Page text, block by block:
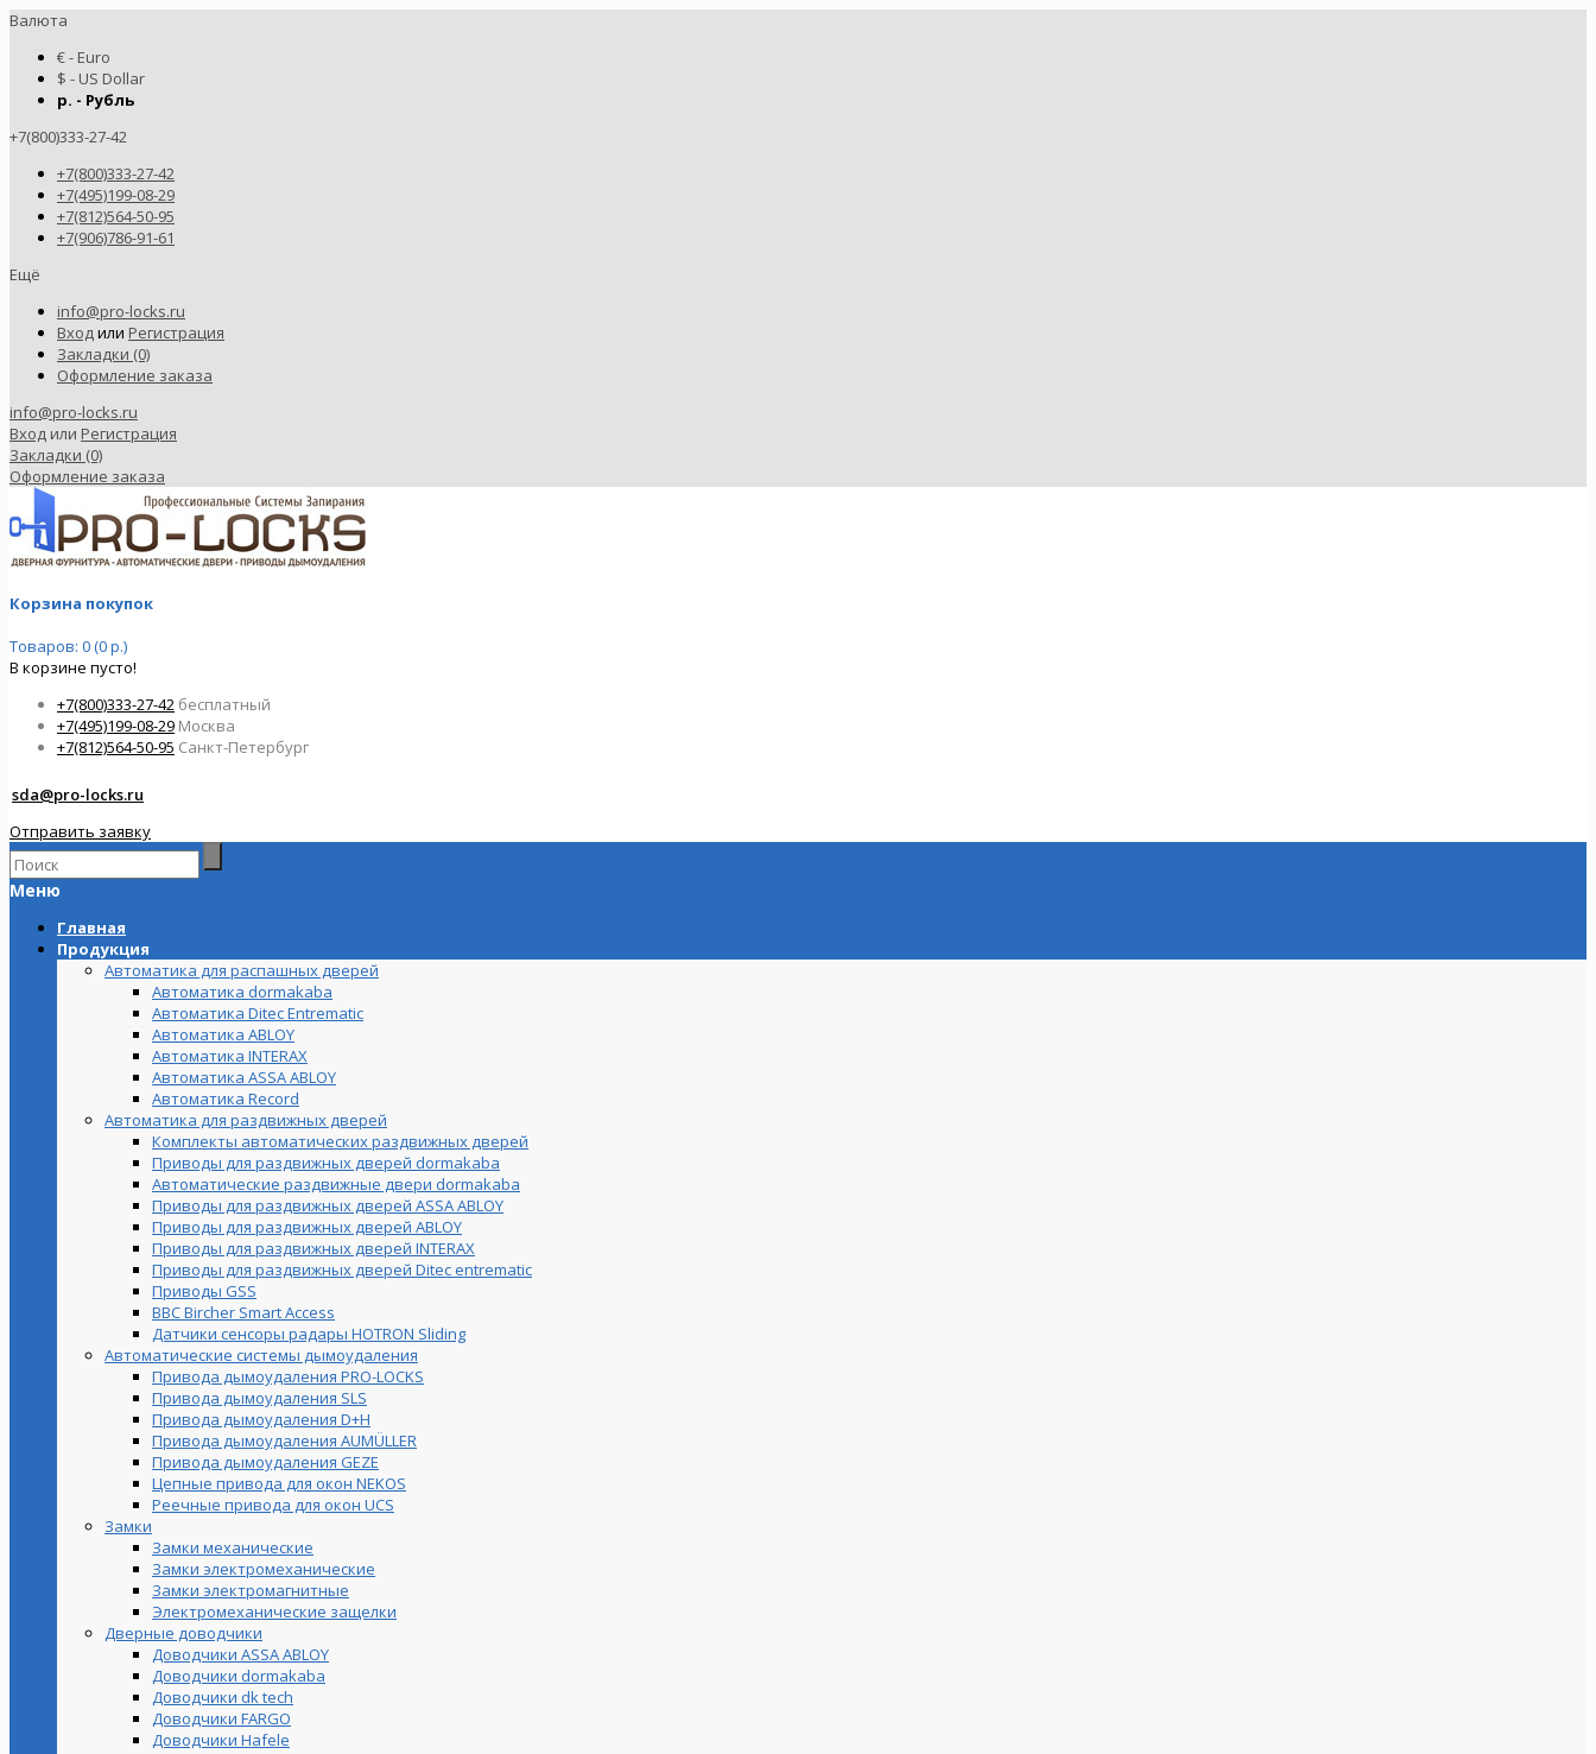
Валюта
€ - Euro
$ - US Dollar
р. - Рубль
+7(800)333-27-42
+7(800)333-27-42
+7(495)199-08-29
+7(812)564-50-95
+7(906)786-91-61
Ещё
info@pro-locks.ru
Входили Регистрация
Закладки (0)
Оформление заказа
info@pro-locks.ru
Вход или Регистрация
Закладки (0)
Оформление заказа
Корзина покупок
Товаров: 0 (0 р.)
В корзине пусто!
+7(800)333-27-42 бесплатный
+7(495)199-08-29 Москва
+7(812)564-50-95 Санкт-Петербург
sda@pro-locks.ru
Отправить заявку
Меню
Главная
Продукция
Автоматика для распашных дверей
Автоматика dormakaba
Автоматика Ditec Entrematic
Автоматика ABLOY
Автоматика INTERAX
Автоматика ASSA ABLOY
Автоматика Record
Автоматика для раздвижных дверей
Комплекты автоматических раздвижных дверей
Приводы для раздвижных дверей dormakaba
Автоматические раздвижные двери dormakaba
Приводы для раздвижных дверей ASSA ABLOY
Приводы для раздвижных дверей ABLOY
Приводы для раздвижных дверей INTERAX
Приводы для раздвижных дверей Ditec entrematic
Приводы GSS
BBC Bircher Smart Access
Датчики сенсоры радары HOTRON Sliding
Автоматические системы дымоудаления
Привода дымоудаления PRO-LOCKS
Привода дымоудаления SLS
Привода дымоудаления D+H
Привода дымоудаления AUMÜLLER
Привода дымоудаления GEZE
Цепные привода для окон NEKOS
Реечные привода для окон UСS
Замки
Замки механические
Замки электромеханические
Замки электромагнитные
Электромеханические защелки
Дверные доводчики
Доводчики ASSA ABLOY
Доводчики dormakaba
Доводчики dk tech
Доводчики FARGO
Доводчики Hafele